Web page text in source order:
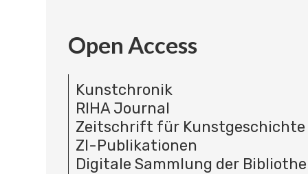
Open Access
Kunstchronik
RIHA Journal
Zeitschrift für Kunstgeschichte
ZI-Publikationen
Digitale Sammlung der